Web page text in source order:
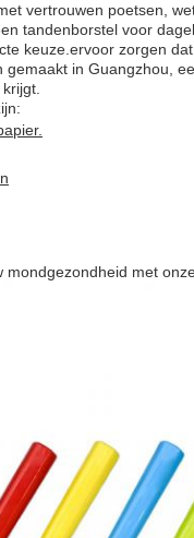
vertrouwen poetsen,
tandenborstel voor
keuze.ervoor zorgen
gemaakt in Guangzhou,
met